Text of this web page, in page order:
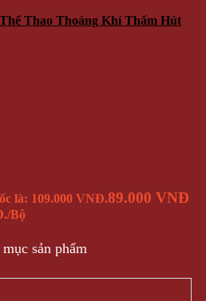
Thao Thoáng Khí Thấm Hút
là: 109.000 VNĐ.89.000 VNĐ
/Bộ
sản phẩm